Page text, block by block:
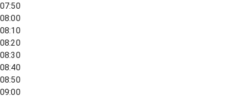
07:50
08:00
08:10
08:20
08:30
08:40
08:50
09:00